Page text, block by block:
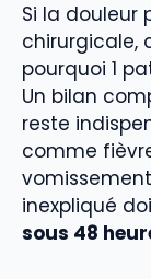
Si la douleur
chirurgicale,
pourquoi 1
Un bilan
reste
comme
inexpliqué
sous 48